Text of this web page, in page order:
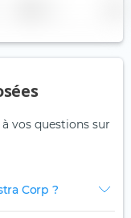
vos questions sur
Corp ?